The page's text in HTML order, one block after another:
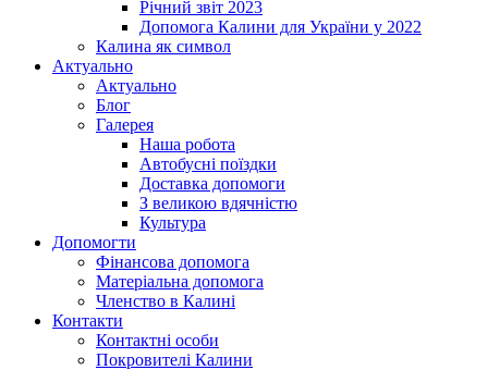
Річний звіт 2023
Допомога Калини для України у 2022
Калина як символ
Актуально
Актуально
Блог
Галерея
Наша робота
Автобусні поїздки
Доставка допомоги
З великою вдячністю
Культура
Допомогти
Фінансова допомога
Матеріальна допомога
Членство в Калині
Контакти
Контактні особи
Покровителі Калини